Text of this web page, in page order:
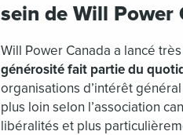
sein de Will Power
Will Power Canada a lancé
générosité fait partie du
organisations d’intérêt
plus loin selon l’association
libéralités et plus